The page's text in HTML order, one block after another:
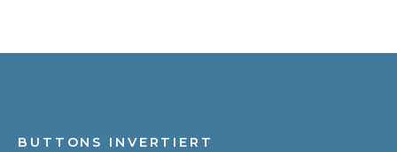
BUTTONS INVERTIERT